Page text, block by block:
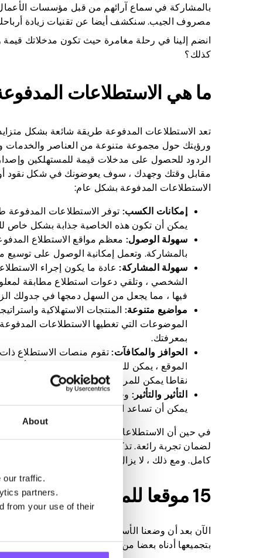
About
our traffic.
partners.
from your use of their
بالمشاركة في سماع آرائهم من قبل مؤسسات
مصروف الجيب. سنكشف أيضا عن تقنيات زيادة
انضم إلينا في رحلة مغامرة حيث تكون مدخلاتك قيمة
كذلك؟
ما هي الاستطلاعات
تعد الاستطلاعات المدفوعة طريقة شائعة بشكل
ورؤيتك حول مجموعة متنوعة من العناصر والخدمات
الردود للحصول على مدخلات قيمة للمستهلكين وإصدار
مقابل وقتك وجهدك ، سوف يعوضونك في شكل نقود أو
الاستطلاعات المدفوعة بشكل عام:
إمكانات الكسب: توفر الاستطلاعات
يمكن أن تكون هذه الخاصية جذابة بشكل خاص
سهولة الوصول: معظم مواقع الاستطلاع
بالمشاركة. وتعمل إمكانية الوصول على توسيع
سهولة المشاركة:عادة ما يكون إجراء
الشخصي ، وتلقي دعوات استطلاع مطابقة
فيها ، مما يجعل من السهل دمجها في جدولك
مواضيع متنوعة: المنتجات الاستهلاكية
الموضوعات التي تغطيها الاستطلاعات
بمعرفتك.
الحوافز والمكافآت:تقوم منصات الاستطلاع
الموقع ، يمكن للمستخدمين كسب النقود أو
نقاطا يمكن للمرء بعد ذلك استبدالها بجوائز.
التأثير والتأثير: وجهات نظرك مهمة. تمكنك
يمكن أن تساعد اقتراحاتك الشركات المصنعة
في حين أن الاستطلاعات المدفوعة هي طريقة سهلة
لضمان تجربة رائعة. تذكر أنه في حين أنه من الممكن
كامل. ومع ذلك ، لا يزال من الممكن أن تكون مصدر
15 موقعا للمسح الأعلى ربحا
بتجميعها أدناه بعضا من أكثر المواقع على الإنترنت